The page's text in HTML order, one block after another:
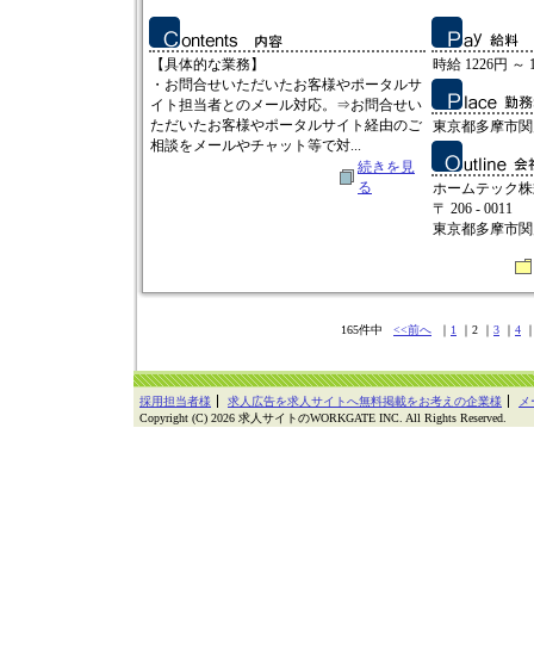
【具体的な業務】
・お問合せいただいたお客様やポータルサ
イト担当者とのメール対応。⇒お問合せい
ただいたお客様やポータルサイト経由のご
相談をメールやチャット等で対...
続きを見
る
時給 1226円 ～
東京都多摩市
ホームテック
〒 206 - 0011
東京都多摩市
165件中 <<前へ ｜ 1 ｜2 ｜ 3 ｜ 4
採用担当者様 求人広告を求人サイトへ無料掲載をお考えの企業様
Copyright (C) 2026 求人サイトのWORKGATE INC. All Rights Reserved.